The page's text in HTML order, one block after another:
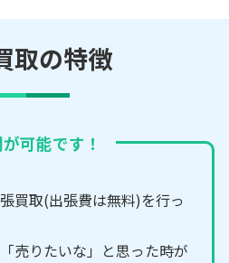
取の特徴
可能です！
買取(出張費は無料)を行っ
売りたいな」と思った時が